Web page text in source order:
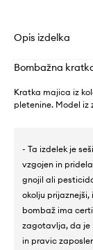
Opis izdelka
Bombažna
Kratka majica iz
pletenine. Model iz
- Ta izdelek je
vzgojen in
gnojil ali
okolju prijaznejši,
bombaž ima
zagotavlja, da je
in pravic